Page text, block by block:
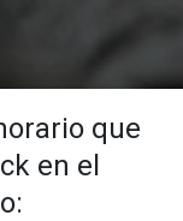
que
en el